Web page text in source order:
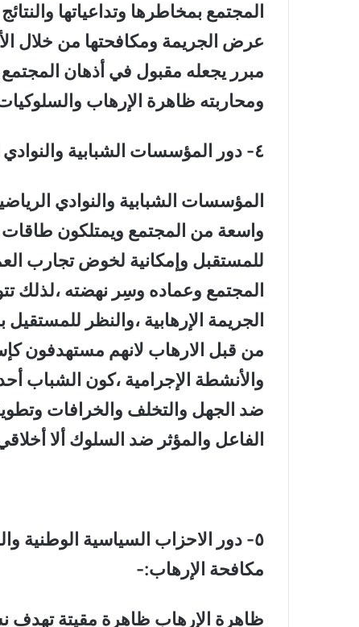
المجتمع بمخاطرها وتداعياتها
عرض الجريمة ومكافحتها من خلال
مبرر يجعله مقبول في أذهان المجتمع
ومحاربته ظاهرة الإرهاب والسلوكيات
٤- دور المؤسسات الشبابية والنوادي الرياضية في مكافحة الإرهاب:-
المؤسسات الشبابية والنوادي
واسعة من المجتمع ويمتلكون
للمستقبل وإمكانية لخوض تجارب
المجتمع وعماده وسِر نهضته ،لذلك
الجريمة الإرهابية ،والنظر
من قبل الارهاب لانهم مستهدفون
والأنشطة الإجرامية ،كون الشباب
ضد الجهل والتخلف والخرافات
الفاعل والمؤثر ضد السلوك ألا
٥- دور الاحزاب السياسية الوطنية
مكافحة الإرهاب:-
ظاهرة الإرهاب ظاهرة مقيتة تهدف